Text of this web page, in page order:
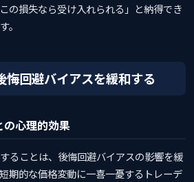
の損失なら受け入れられる」と納得でき
。
悔回避バイアスを緩和する
の心理的効果
ることは、後悔回避バイアスの影響を緩
期的な価格変動に一喜一憂するトレーデ